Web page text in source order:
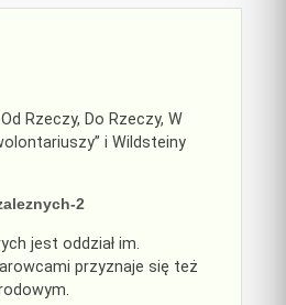
Rzeczy, Do Rzeczy, W
i Wildsteiny
2
jest oddział im.
przyznaje się też